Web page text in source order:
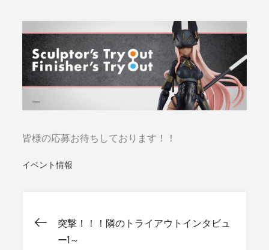
皆様の応募お待ちしております！！
イベント情報
投突撃！！！隣のトライアウトインタビュ
ー1～